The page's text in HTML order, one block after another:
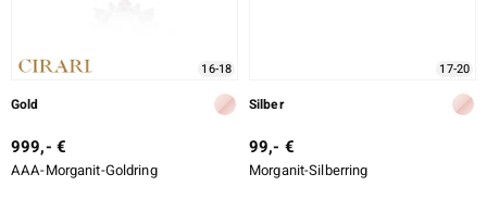
16-18
Gold
999,- €
AAA-Morganit-Goldring
17-20
Silber
99,- €
Morganit-Silberring